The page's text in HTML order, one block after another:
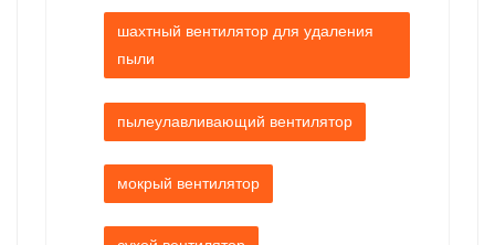
шахтный вентилятор для удаления
пыли
пылеулавливающий вентилятор
мокрый вентилятор